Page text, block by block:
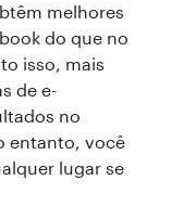
melhores
do que no
isso, mais
de e-
no
entanto, você
lugar se